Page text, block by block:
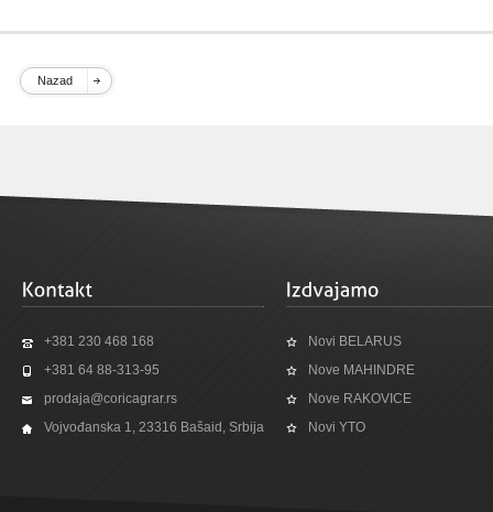
Nazad
+381 230 468 168
+381 64 88-313-95
prodaja@coricagrar.rs
Vojvođanska 1, 23316 Bašaid, Srbija
Novi BELARUS
Nove MAHINDRE
Nove RAKOVICE
Novi YTO